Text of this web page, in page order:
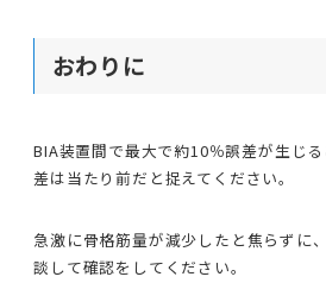
おわりに
BIA装置間で最大で約10％誤差が生じ
差は当たり前だと捉えてください。
急激に骨格筋量が減少したと焦らずに
談して確認をしてください。